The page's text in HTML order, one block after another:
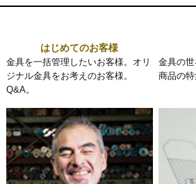
はじめてのお客様
金具を一括管理したいお客様。オリ
ジナル金具をお考えのお客様。
Q&A。
金具の
商品の特